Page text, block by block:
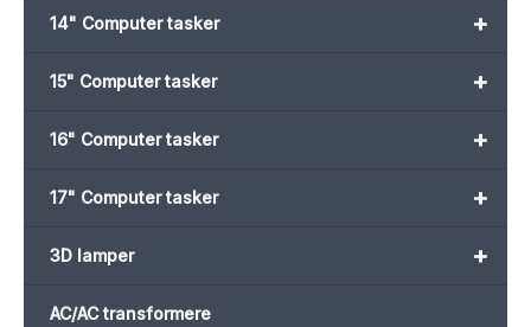
+
14" Computer tasker
+
15" Computer tasker
+
16" Computer tasker
+
17" Computer tasker
+
3D lamper
AC/AC transformere